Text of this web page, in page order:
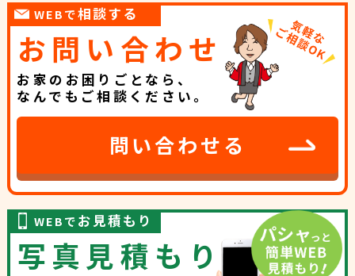
WEBで相談する
お家のお困りごとなら、
なんでもご相談ください。
お問い合わせ
問い合わせる
WEBでお見積もり
写真見積もり